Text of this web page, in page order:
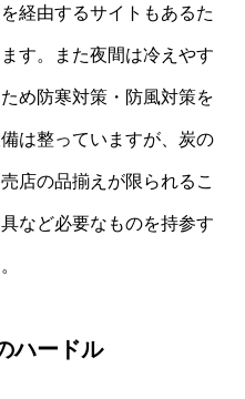
経由するサイトもあるた
す。また夜間は冷えやす
め防寒対策・防風対策を
は整っていますが、炭の
店の品揃えが限られるこ
など必要なものを持参す
ハードル